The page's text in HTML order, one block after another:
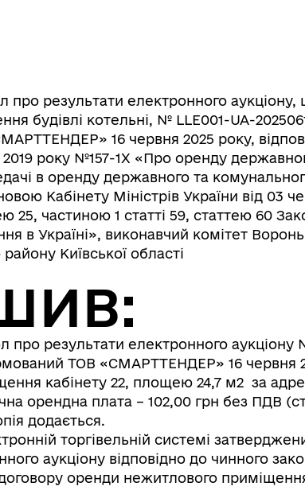
про результати електронного
будівлі котельні, № LLE001-UA-
16 червня 2025 року,
2019 року №157-1Х «Про оренду
в оренду державного та
Кабінету Міністрів України від 03
25, частиною 1 статті 59, статтею 60
в Україні», виконавчий комітет
Київської області
про результати електронного аукціону
ТОВ «СМАРТТЕНДЕР» 16 червня
кабінету 22, площею 24,7 м2 за
орендна плата – 102,00 грн без ПДВ
додається.
торгівельній системі
аукціону відповідно до чинного
оренди нежитлового